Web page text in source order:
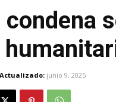
condena
Actualizado: junio 9, 2025